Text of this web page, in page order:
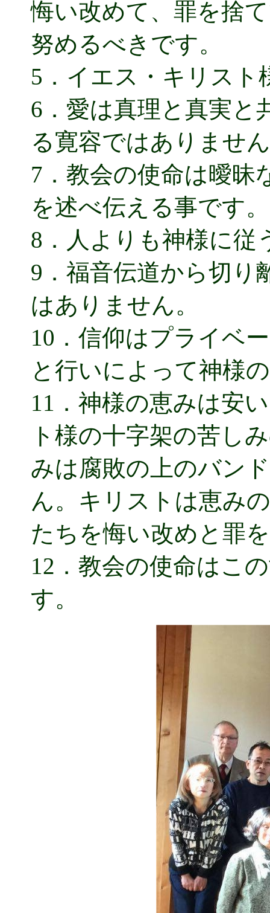
悔い改めて、罪を捨
努めるべきです。
5．イエス・キリスト
6．愛は真理と真実と
る寛容ではありませ
7．教会の使命は曖昧
を述べ伝える事です。
8．人よりも神様に従
9．福音伝道から切り
はありません。
10．信仰はプライベ
と行いによって神様
11．神様の恵みは安
ト様の十字架の苦し
みは腐敗の上のバン
ん。キリストは恵み
たちを悔い改めと罪
12．教会の使命はこ
す。